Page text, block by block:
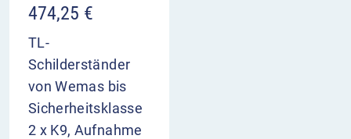
474,25 €
TL-
Schilderständer
von Wemas bis
Sicherheitsklasse
2 x K9, Aufnahme